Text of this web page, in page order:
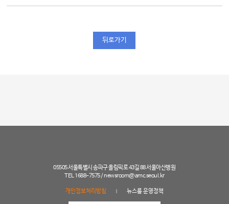
뒤로가기
05505 서울특별시 송파구 올림픽로 43길 88 서울아산병원
TEL 1688-7575 /newsroom@amc.seoul.kr
개인정보처리방침 뉴스룸 운영정책